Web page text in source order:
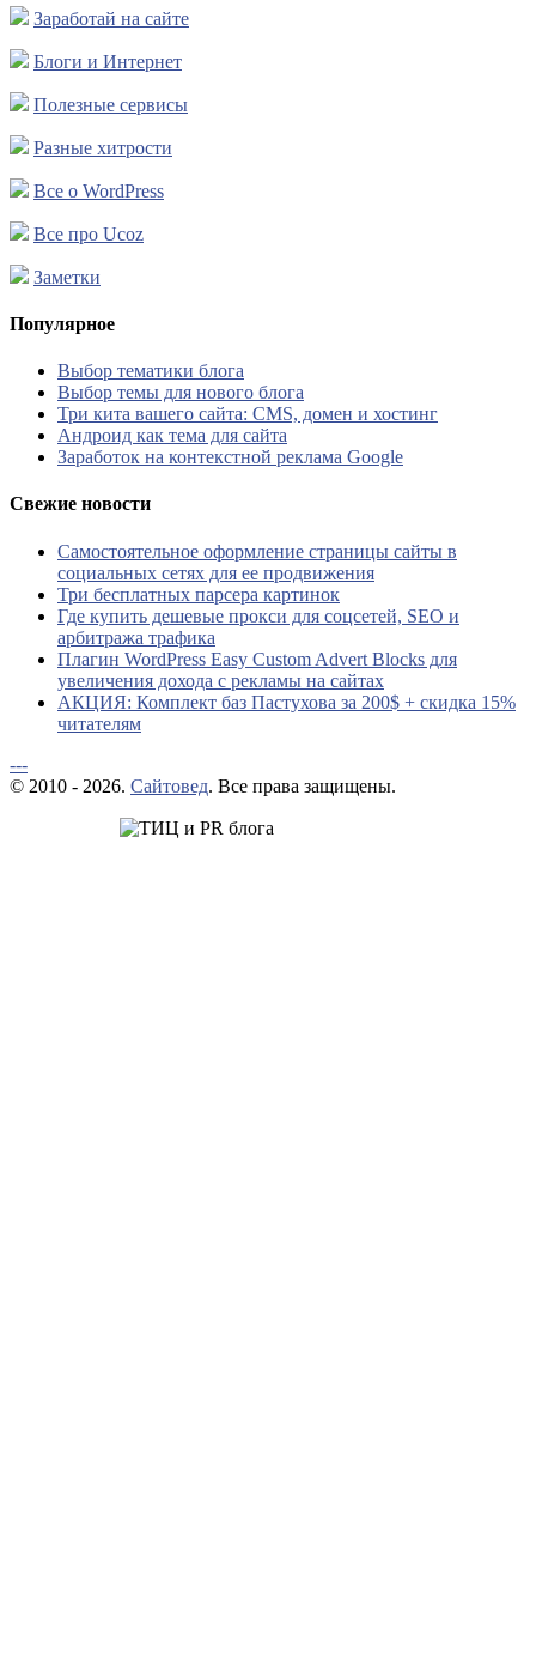
Заработай на сайте
Блоги и Интернет
Полезные сервисы
Разные хитрости
Все о WordPress
Все про Ucoz
Заметки
Популярное
Выбор тематики блога
Выбор темы для нового блога
Три кита вашего сайта: CMS, домен и хостинг
Андроид как тема для сайта
Заработок на контекстной реклама Google
Свежие новости
Самостоятельное оформление страницы сайты в
социальных сетях для ее продвижения
Три бесплатных парсера картинок
Где купить дешевые прокси для соцсетей, SEO и
арбитража трафика
Плагин WordPress Easy Custom Advert Blocks для
увеличения дохода с рекламы на сайтах
АКЦИЯ: Комплект баз Пастухова за 200$ + скидка 15%
читателям
---
© 2010 - 2026. Сайтовед. Все права защищены.